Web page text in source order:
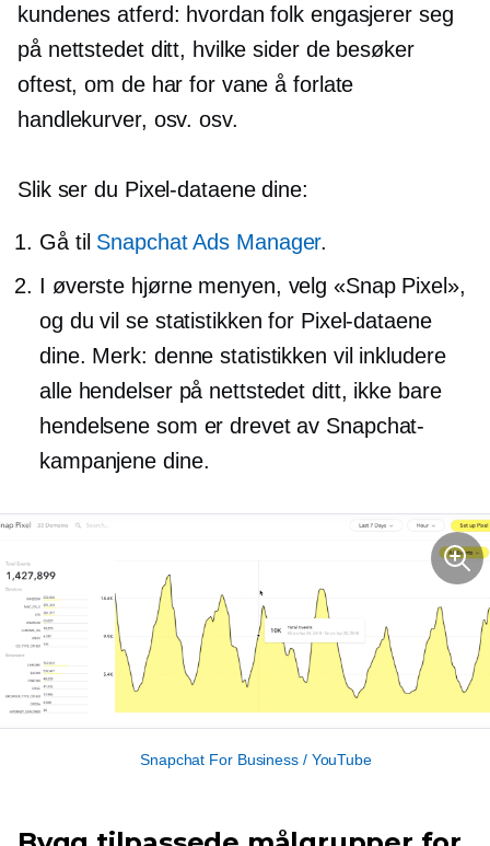
kundenes atferd: hvordan folk engasjerer seg
på nettstedet ditt, hvilke sider de besøker
oftest, om de har for vane å forlate
handlekurver, osv. osv.
Slik ser du Pixel-dataene dine:
Gå til Snapchat Ads Manager.
I øverste hjørnemenyen, velg «Snap Pixel»,
og du vil se statistikken for Pixel-dataene
dine. Merk: denne statistikken vil inkludere
alle hendelser på nettstedet ditt, ikke bare
hendelsene som er drevet av Snapchat-
kampanjene dine.
Snapchat For Business / YouTube